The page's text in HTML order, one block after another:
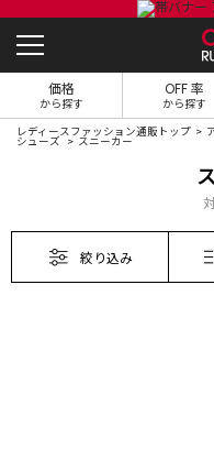
価格
から探す
OFF 率
から探す
レディースファッション通販トップ
シューズ スニーカー
絞り込み